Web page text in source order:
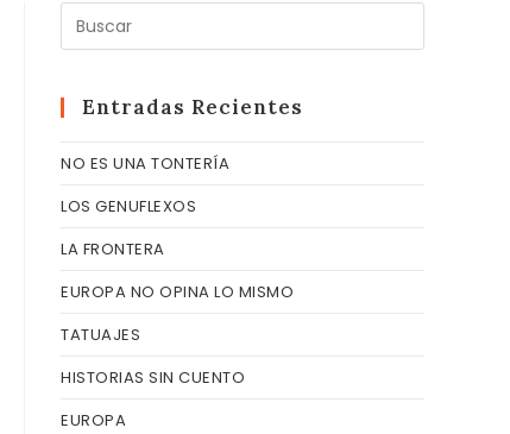
Escape
Entradas Recientes
NO ES UNA TONTERÍA
LOS GENUFLEXOS
LA FRONTERA
EUROPA NO OPINA LO MISMO
TATUAJES
HISTORIAS SIN CUENTO
EUROPA